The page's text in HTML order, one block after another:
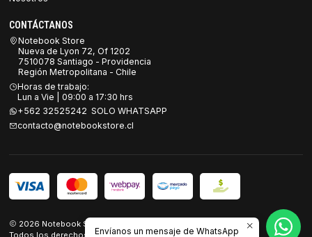
CONTÁCTANOS
Notebook Store
Nueva de Lyon 72, Of 1202
7510078 Santiago - Providencia
Región Metropolitana - Chile
Horas de trabajo:
Lun a Vie | 09:00 a 17:30 hrs
+562 32525242 SOLO WHATSAPP
contacto@notebookstore.cl
2026 Notebook Store.
Todos los derechos reservados.Desarrollado por Jumpseller
Envíanos un mensaje de WhatsApp